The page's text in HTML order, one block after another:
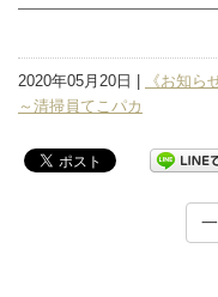
2020年05月20日 | 《お知ら
～清掃員てこパカ